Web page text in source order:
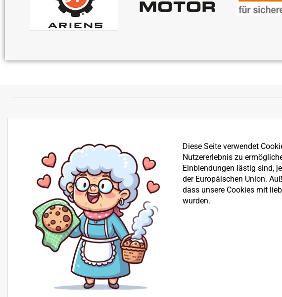
Diese Seite verwendet
Nutzererlebnis zu
Einblendungen lästig sind,
der Europäischen Union.
dass unsere Cookies mit
wurden.
Bereits seit über 25 Jahren befassen wir uns mit dem Verkauf, der
der Reparatur von Garten-, Winter- und Kommunalgeräten.
+43 512 30 25 03
H+S Technik GmbH, Landesstraße 18, 6176 Völs